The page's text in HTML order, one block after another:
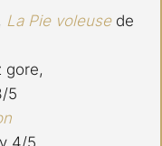
La Pie voleuse de
gore,
5
4/5